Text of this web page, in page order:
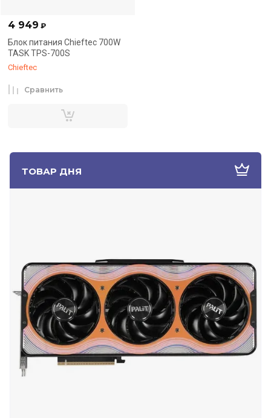
ТОВАР ДНЯ
4 949 ₽
Блок питания Chieftec 700W
TASK TPS-700S
Chieftec
Сравнить